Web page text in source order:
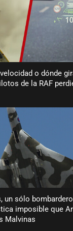
o dónde
de la RAF
un sólo
imposible que
Malvinas